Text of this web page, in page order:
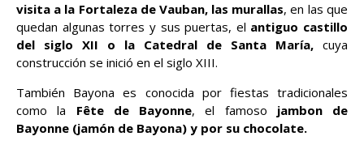
visita a la Fortaleza de Vauban, las murallas, en las que
quedan algunas torres y sus puertas, el antiguo castillo
del siglo XII o la Catedral de Santa María, cuya
construcción se inició en el siglo XIII.
También Bayona es conocida por fiestas tradicionales
como la Fête de Bayonne, el famoso jambon de
Bayonne (jamón de Bayona) y por su chocolate.